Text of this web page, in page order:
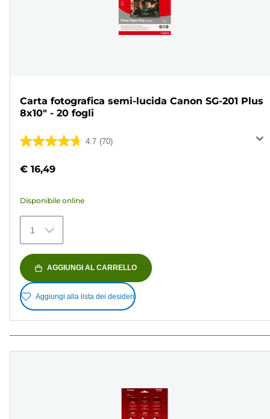
Carta fotografica semi-lucida Canon SG-201 Plus
8x10" - 20 fogli
4.7 (70)
4.7
5
70
recensioni
€ 16,49
Disponibile online
1
AGGIUNGI AL CARRELLO
Aggiungi alla lista dei desideri